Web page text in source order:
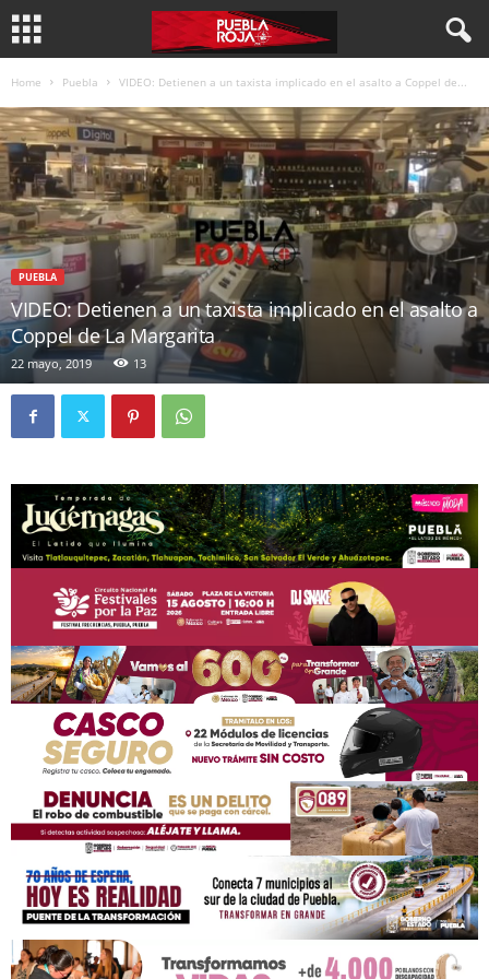
Home Puebla VIDEO: Detienen a un taxista implicado en el asalto a Coppel de...
PUEBLA
VIDEO: Detienen a un taxista implicado en el asalto a
Coppel de La Margarita
22 mayo, 2019 13